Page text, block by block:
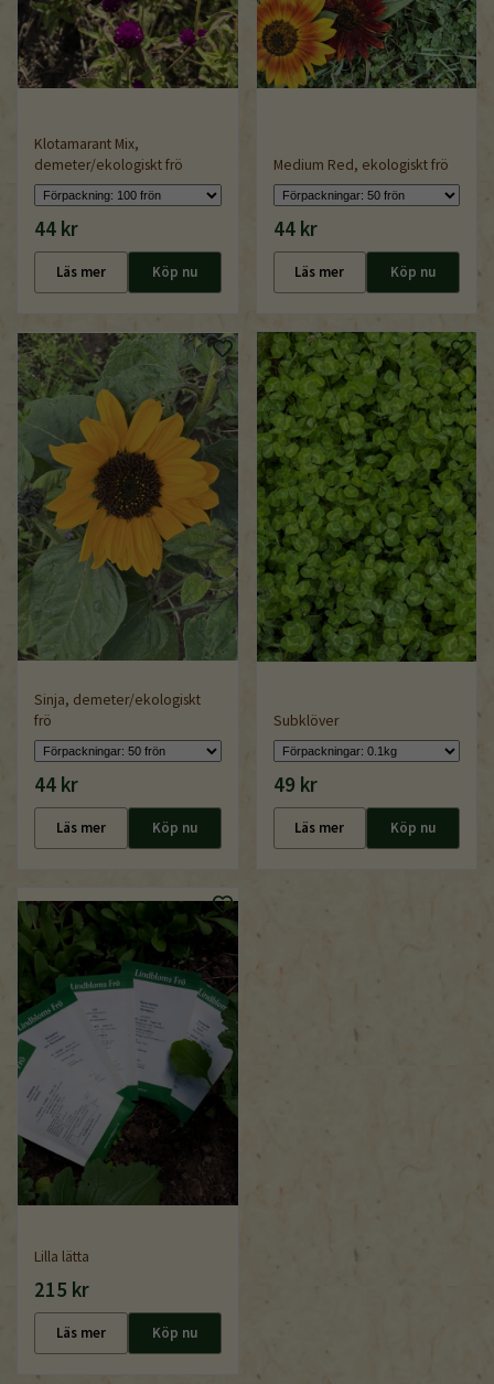
Klotamarant Mix,
demeter/ekologiskt frö
44 kr
Läs mer Köp nu
Medium Red, ekologiskt frö
44 kr
Läs mer Köp nu
Sinja, demeter/ekologiskt
frö
44 kr
Läs mer Köp nu
Subklöver
49 kr
Läs mer Köp nu
Lilla lätta
215 kr
Läs mer Köp nu